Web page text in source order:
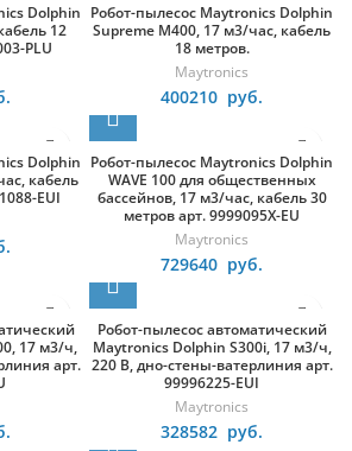
Dolphin
12
PLU
Робот-пылесос Maytronics Dolphin
Supreme M400, 17 м3/час, кабель
18 метров.
Maytronics
400210 руб.
Dolphin
кабель
EUI
Робот-пылесос Maytronics Dolphin
WAVE 100 для общественных
бассейнов, 17 м3/час, кабель 30
метров арт. 9999095X-EU
Maytronics
729640 руб.
17 м3/ч,
арт.
Робот-пылесос автоматический
Maytronics Dolphin S300i, 17 м3/ч,
220 В, дно-стены-ватерлиния арт.
99996225-EUI
Maytronics
328582 руб.